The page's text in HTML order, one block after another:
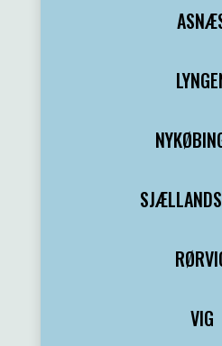
VIG